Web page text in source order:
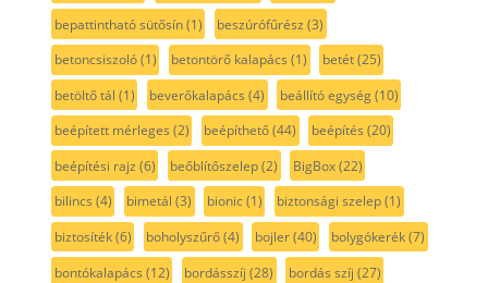
bepattintható sütősín(1) beszúrófűrész (3)
betoncsiszoló(1) betontörő kalapács (1) betét(25)
betöltő tál (1) beverőkalapács (4) beállító egység(10)
beépített mérleges (2) beépíthető(44) beépítés (20)
beépítési rajz (6) beőblítőszelep(2) BigBox(22)
bilincs (4) bimetál (3) bionic(1) biztonsági szelep(1)
biztosíték(6) boholyszűrő(4) bojler(40) bolygókerék(7)
bontókalapács (12) bordásszíj (28) bordás szíj (27)